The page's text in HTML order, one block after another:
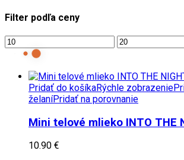
Filter podľa ceny
Minimálna
cena
Maximálna
cena
Pridať do košíkaRýchle zobrazenie
želaníPridať na porovnanie
Mini telové mlieko INTO THE
10.90 €